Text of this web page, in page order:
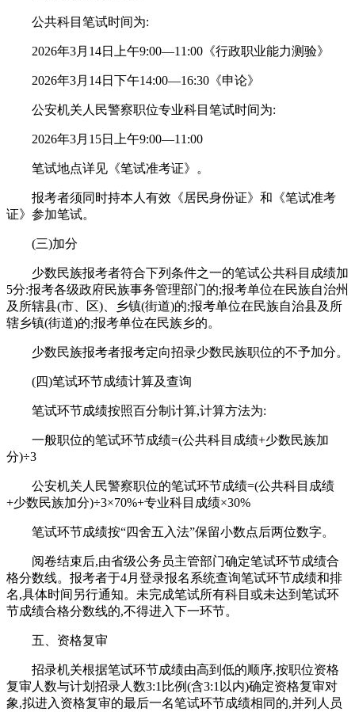
公共科目笔试时间为:
2026年3月14日上午9:00—11:00《行政职业能力测验》
2026年3月14日下午14:00—16:30《申论》
公安机关人民警察职位专业科目笔试时间为:
2026年3月15日上午9:00—11:00
笔试地点详见《笔试准考证》。
报考者须同时持本人有效《居民身份证》和《笔试准考
证》参加笔试。
(三)加分
少数民族报考者符合下列条件之一的笔试公共科目成绩加
5分:报考各级政府民族事务管理部门的;报考单位在民族自治州
及所辖县(市、区)、乡镇(街道)的;报考单位在民族自治县及所
辖乡镇(街道)的;报考单位在民族乡的。
少数民族报考者报考定向招录少数民族职位的不予加分。
(四)笔试环节成绩计算及查询
笔试环节成绩按照百分制计算,计算方法为:
一般职位的笔试环节成绩=(公共科目成绩+少数民族加
分)÷3
公安机关人民警察职位的笔试环节成绩=(公共科目成绩
+少数民族加分)÷3×70%+专业科目成绩×30%
笔试环节成绩按“四舍五入法”保留小数点后两位数字。
阅卷结束后,由省级公务员主管部门确定笔试环节成绩合
格分数线。报考者于4月登录报名系统查询笔试环节成绩和排
名,具体时间另行通知。未完成笔试所有科目或未达到笔试环
节成绩合格分数线的,不得进入下一环节。
五、资格复审
招录机关根据笔试环节成绩由高到低的顺序,按职位资格
复审人数与计划招录人数3:1比例(含3:1以内)确定资格复审对
象,拟进入资格复审的最后一名笔试环节成绩相同的,并列人员